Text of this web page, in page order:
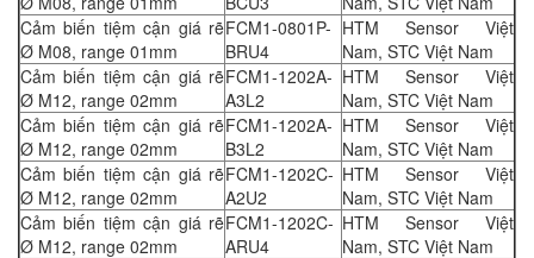
Cảm biến tiệm cận giá rẽ
Ø M08, range 01mm
FCM1-0801P-
BRU4
HTM Sensor Việt
Nam, STC Việt Nam
Cảm biến tiệm cận giá rẽ
Ø M12, range 02mm
FCM1-1202A-
A3L2
HTM Sensor Việt
Nam, STC Việt Nam
Cảm biến tiệm cận giá rẽ
Ø M12, range 02mm
FCM1-1202A-
B3L2
HTM Sensor Việt
Nam, STC Việt Nam
Cảm biến tiệm cận giá rẽ
Ø M12, range 02mm
FCM1-1202C-
A2U2
HTM Sensor Việt
Nam, STC Việt Nam
Cảm biến tiệm cận giá rẽ
Ø M12, range 02mm
FCM1-1202C-
ARU4
HTM Sensor Việt
Nam, STC Việt Nam